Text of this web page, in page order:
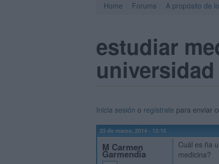
Home Forums A propósito de
estudiar
Inicia sesión o regístrate para enviar
23 de marzo, 2014 - 13:15
M Carmen
Garmendia
Cuál es ña
medicina?